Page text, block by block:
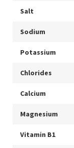
Salt
Sodium
Potassium
Chlorides
Calcium
Magnesium
Vitamin B1